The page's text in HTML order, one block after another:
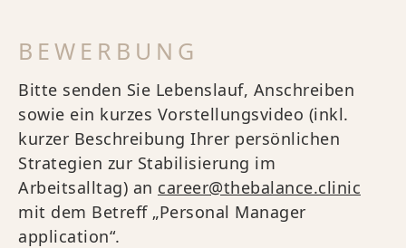
BEWERBUNG
Bitte senden Sie Lebenslauf, Anschreiben
sowie ein kurzes Vorstellungsvideo (inkl.
kurzer Beschreibung Ihrer persönlichen
Strategien zur Stabilisierung im
Arbeitsalltag) an career@thebalance.clinic
mit dem Betreff „Personal Manager
application“.